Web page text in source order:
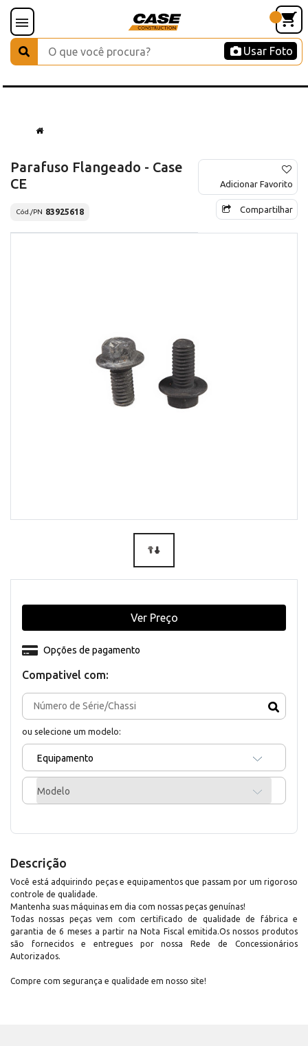
Usar Foto
Parafuso Flangeado - Case
CE
Cód./PN 83925618
Adicionar Favorito
Compartilhar
Compativel com:
ou selecione um modelo:
Equipamento
Modelo
Opções de pagamento
Ver Preço
Descrição
Você está adquirindo peças e equipamentos que passam por um rigoroso
controle de qualidade.
Mantenha suas máquinas em dia com nossas peças genuínas!
Todas nossas peças vem com certificado de qualidade de fábrica e
garantia de 6 meses a partir na Nota Fiscal emitida.Os nossos produtos
são fornecidos e entregues por nossa Rede de Concessionários
Autorizados.
Compre com segurança e qualidade em nosso site!